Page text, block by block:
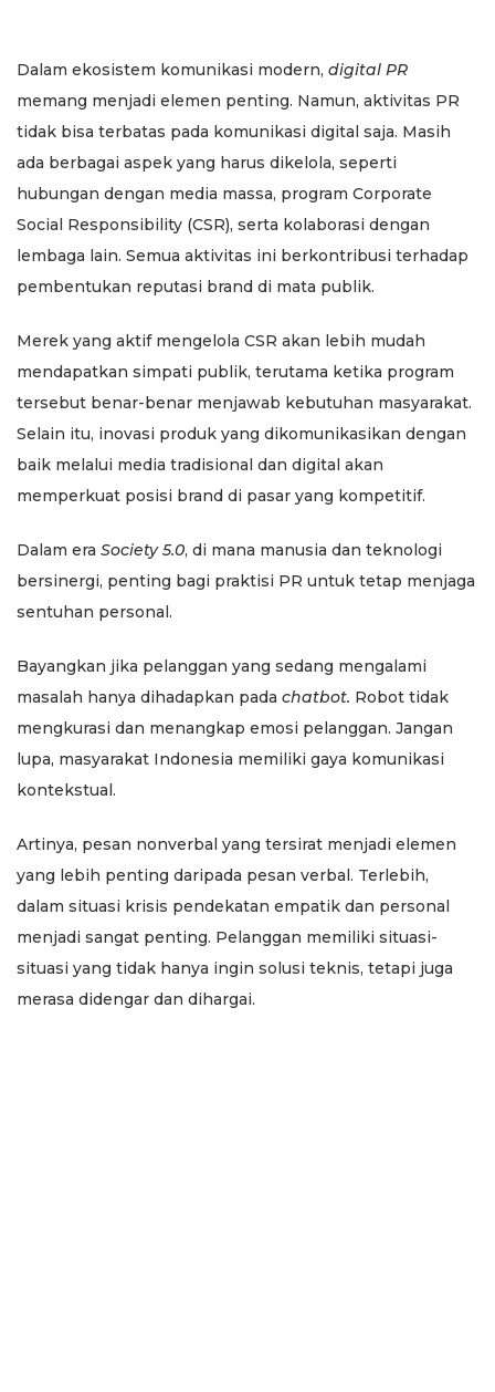
Dalam ekosistem komunikasi modern, digital PR
memang menjadi elemen penting. Namun, aktivitas PR
tidak bisa terbatas pada komunikasi digital saja. Masih
ada berbagai aspek yang harus dikelola, seperti
hubungan dengan media massa, program Corporate
Social Responsibility (CSR), serta kolaborasi dengan
lembaga lain. Semua aktivitas ini berkontribusi terhadap
pembentukan reputasi brand di mata publik.
Merek yang aktif mengelola CSR akan lebih mudah
mendapatkan simpati publik, terutama ketika program
tersebut benar-benar menjawab kebutuhan masyarakat.
Selain itu, inovasi produk yang dikomunikasikan dengan
baik melalui media tradisional dan digital akan
memperkuat posisi brand di pasar yang kompetitif.
Dalam era Society 5.0, di mana manusia dan teknologi
bersinergi, penting bagi praktisi PR untuk tetap menjaga
sentuhan personal.
Bayangkan jika pelanggan yang sedang mengalami
masalah hanya dihadapkan pada chatbot. Robot tidak
mengkurasi dan menangkap emosi pelanggan. Jangan
lupa, masyarakat Indonesia memiliki gaya komunikasi
kontekstual.
Artinya, pesan nonverbal yang tersirat menjadi elemen
yang lebih penting daripada pesan verbal. Terlebih,
dalam situasi krisis pendekatan empatik dan personal
menjadi sangat penting. Pelanggan memiliki situasi-
situasi yang tidak hanya ingin solusi teknis, tetapi juga
merasa didengar dan dihargai.